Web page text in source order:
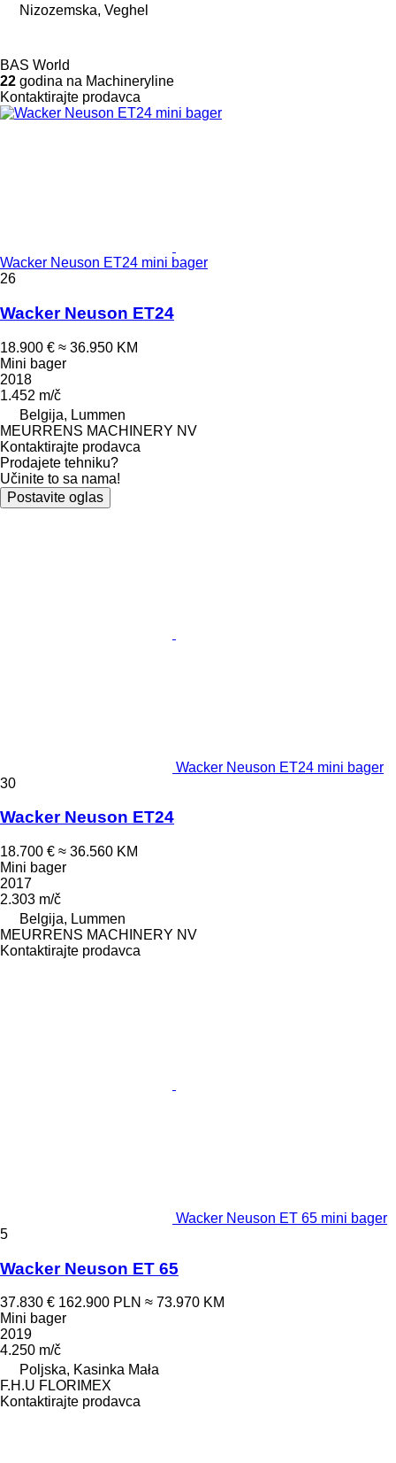
Nizozemska, Veghel
BAS World
22 godina na Machineryline
Kontaktirajte prodavca
Wacker Neuson ET24 mini bager
26
Wacker Neuson ET24
18.900 € ≈ 36.950 KM
Mini bager
2018
1.452 m/č
Belgija, Lummen
MEURRENS MACHINERY NV
Kontaktirajte prodavca
Prodajete tehniku?
Učinite to sa nama!
Postavite oglas
Wacker Neuson ET24 mini bager
30
Wacker Neuson ET24
18.700 € ≈ 36.560 KM
Mini bager
2017
2.303 m/č
Belgija, Lummen
MEURRENS MACHINERY NV
Kontaktirajte prodavca
Wacker Neuson ET 65 mini bager
5
Wacker Neuson ET 65
37.830 € 162.900 PLN ≈ 73.970 KM
Mini bager
2019
4.250 m/č
Poljska, Kasinka Mała
F.H.U FLORIMEX
Kontaktirajte prodavca